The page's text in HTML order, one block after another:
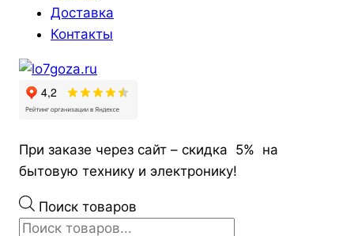
Доставка
Контакты
При заказе через сайт – скидка 5% на
бытовую технику и электронику!
Поиск товаров